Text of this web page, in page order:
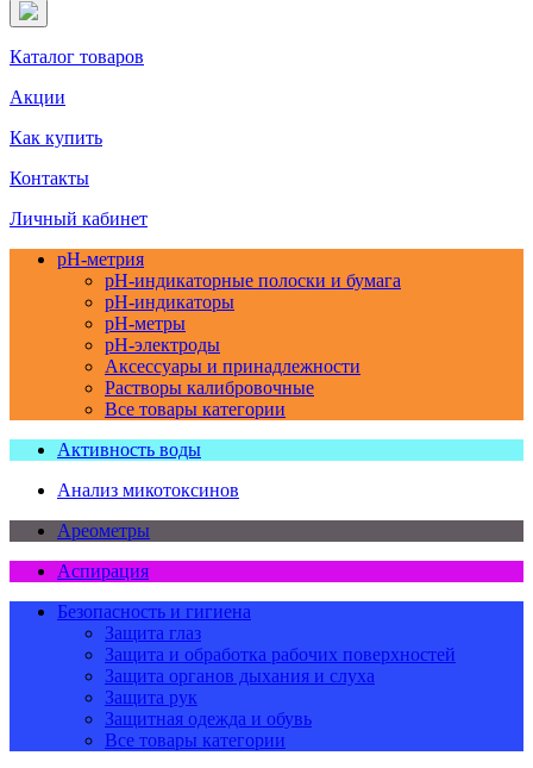
Каталог товаров
Акции
Как купить
Контакты
Личный кабинет
pH-метрия
pH-индикаторные полоски и бумага
pH-индикаторы
pH-метры
pH-электроды
Аксессуары и принадлежности
Растворы калибровочные
Все товары категории
Активность воды
Анализ микотоксинов
Ареометры
Аспирация
Безопасность и гигиена
Защита глаз
Защита и обработка рабочих поверхностей
Защита органов дыхания и слуха
Защита рук
Защитная одежда и обувь
Все товары категории